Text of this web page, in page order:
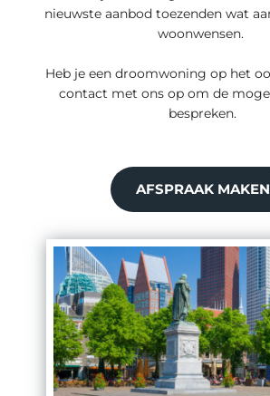
nieuwste aanbod toezenden wat
woonwensen.
Heb je een droomwoning op het
contact met ons op om de
bespreken.
AFSPRAAK MAKEN